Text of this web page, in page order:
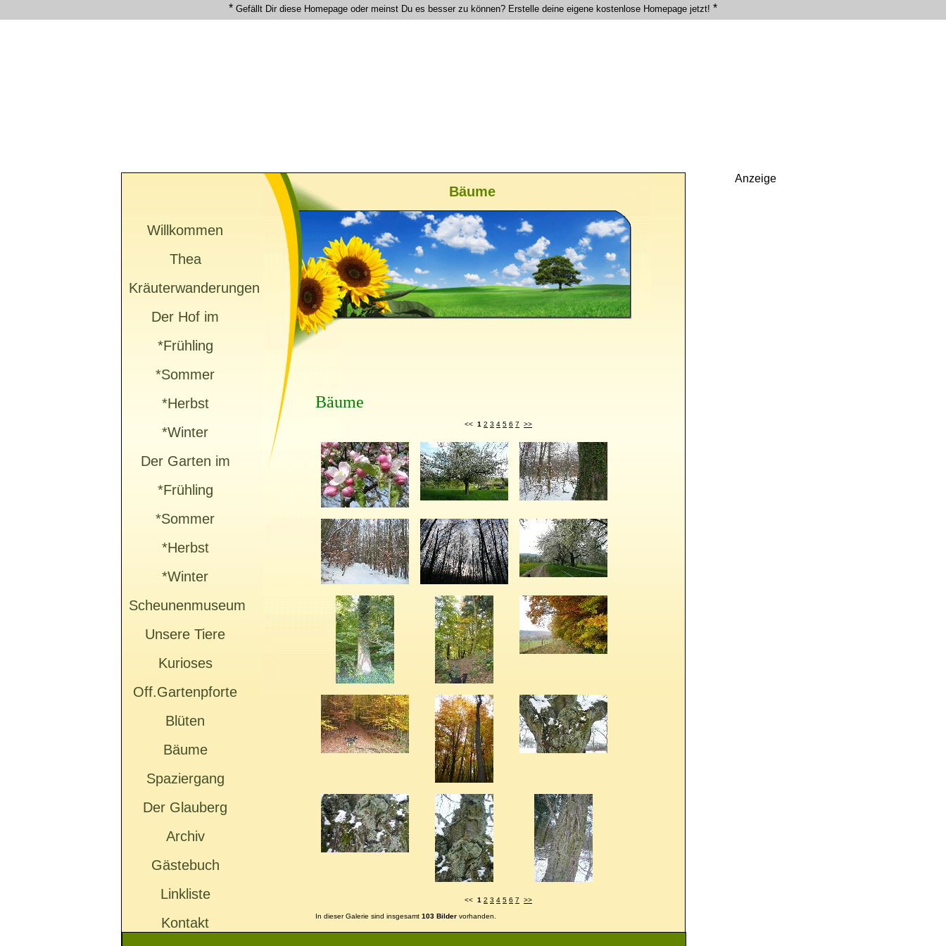
* Gefällt Dir diese Homepage oder meinst Du es besser zu können? Erstelle deine eigene kostenlose Homepage jetzt! *
Willkommen
Thea
Kräuterwanderungen
Der Hof im
*Frühling
*Sommer
*Herbst
*Winter
Der Garten im
*Frühling
*Sommer
*Herbst
*Winter
Scheunenmuseum
Unsere Tiere
Kurioses
Off.Gartenpforte
Blüten
Bäume
Spaziergang
Der Glauberg
Archiv
Gästebuch
Linkliste
Kontakt
Bäume
Bäume
<< 1 2 3 4 5 6 7 >>
<< 1 2 3 4 5 6 7 >>
In dieser Galerie sind insgesamt 103 Bilder vorhanden.
Anzeige